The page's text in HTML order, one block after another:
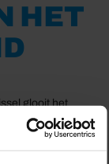
HET
glooit het
decor. Deze
In de grond